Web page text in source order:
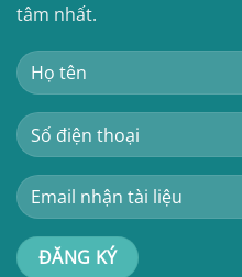
tâm nhất.